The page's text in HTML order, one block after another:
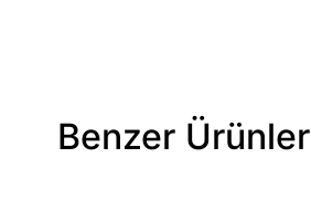
Benzer Ürünler